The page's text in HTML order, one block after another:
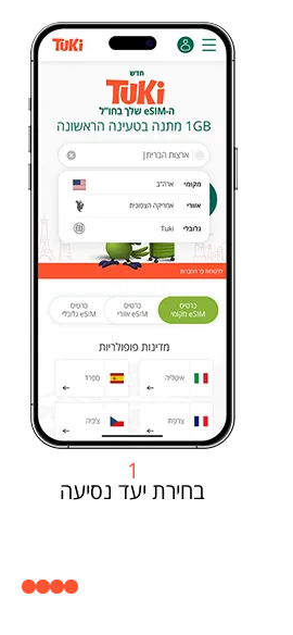
1
בחירת יעד נסיעה